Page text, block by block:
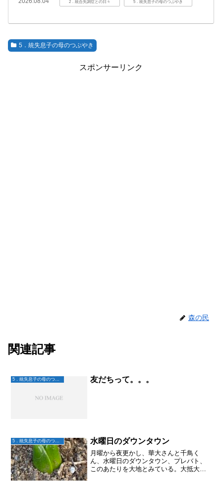
2．統合失調症との日々 5．統失息子の母のつぶやき
5．統失息子の母のつぶやき
スポンサーリンク
森の民
関連記事
5．統失息子の母のつぶやき 友だちって。。。
水曜日のダウンタウン
月曜から夜更かし、華大さんと千鳥く
ん、水曜日のダウンタウン、プレバト、
このあたりを大地とみている。大抵大地